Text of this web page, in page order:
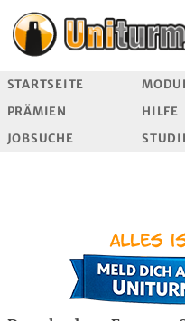
STARTSEITE
PRÄMIEN
HILFE
JOBSUCHE